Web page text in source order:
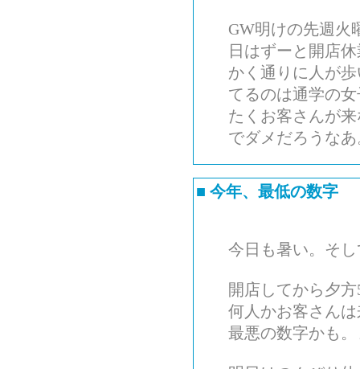
GW明けの先週火
日はずーと開店
かく通りに人が
てるのは通学の
たくお客さんが
でダメだろうな
■ 今年、最低の数字
今日も暑い。そ
開店してから夕
何人かお客さん
最悪の数字かも